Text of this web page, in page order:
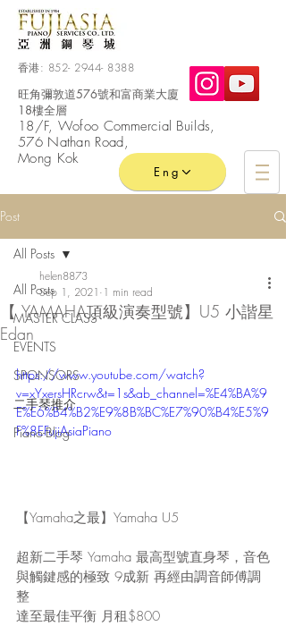
香港: 852- 2944- 8388
旺角彌敦道576號和富商業大廈
18樓全層
​18/F, Wofoo Commercial Builds,
576 Nathan Road,
Mong Kok
Eng
Post
All Posts
MASTER CLASS
EVENTS
SPONSORS
二手琴推介
Piano-Blog
All Posts
【 YAMAHA頂級演奏型號】U5 小諧星
Edan
helen8873
Sep 1, 2021 1 min read
https://www.youtube.com/watch?
v=xYxersHRcrw&t=1s&ab_channel=%E4%BA%9
E%E6%B4%B2%E9%8B%BC%E7%90%B4%E5%9
F%8EFujiAsiaPiano
【Yamaha之最】Yamaha U5
超新二手琴 Yamaha 最高型號直身琴，音色
與觸鍵感的極致 9成新 再經由調音師傅調
整
達至最佳平衡 月租$800